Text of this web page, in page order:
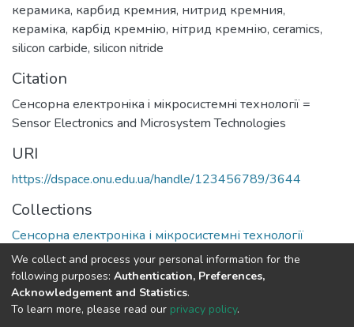
керамика, карбид кремния, нитрид кремния,
кераміка, карбід кремнію, нітрид кремнію, ceramics,
silicon carbide, silicon nitride
Citation
Сенсорна електронiка i мiкросистемнi технологiї =
Sensor Electronics and Microsystem Technologies
URI
https://dspace.onu.edu.ua/handle/123456789/3644
Collections
Сенсорна електроніка і мікросистемні технології
Full item page
DSpace software copyright © 2009-2026
We collect and process your personal information for the
following purposes: Authentication, Preferences,
Acknowledgement and Statistics.
To learn more, please read our privacy policy.